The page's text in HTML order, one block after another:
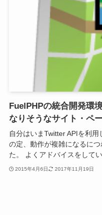
FuelPHPの統合開発環
なりそうなサイト・ペ
自分はいまTwitter APIを利
の定、動作が複雑になるに
た。 よくアドバイスをして
2015年4月6日 2017年11月19日